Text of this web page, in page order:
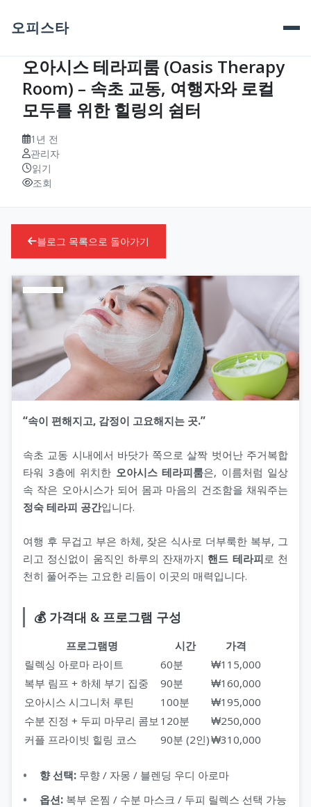
오피스타
오아시스 테라피룸 (Oasis Therapy
Room) – 속초 교동, 여행자와 로컬
모두를 위한 힐링의 쉼터
1년 전
관리자
읽기
조회
블로그 목록으로 돌아가기
“속이 편해지고, 감정이 고요해지는 곳.”
속초 교동 시내에서 바닷가 쪽으로 살짝 벗어난 주거복합
타워 3층에 위치한 오아시스 테라피룸은, 이름처럼 일상
속 작은 오아시스가 되어 몸과 마음의 건조함을 채워주는
정숙 테라피 공간입니다.
여행 후 무겁고 부은 하체, 잦은 식사로 더부룩한 복부, 그
리고 정신없이 움직인 하루의 잔재까지 핸드 테라피로 천
천히 풀어주는 고요한 리듬이 이곳의 매력입니다.
💰 가격대 & 프로그램 구성
프로그램명 시간
가격
릴렉싱 아로마 라이트
60분
₩115,000
복부 림프 + 하체 부기 집중
90분
₩160,000
오아시스 시그니처 루틴
100분
₩195,000
수분 진정 + 두피 마무리 콤보 120분
₩250,000
커플 프라이빗 힐링 코스
90분 (2인)₩310,000
향 선택: 무향 / 자몽 / 블렌딩 우디 아로마
옵션: 복부 온찜 / 수분 마스크 / 두피 릴렉스 선택 가능